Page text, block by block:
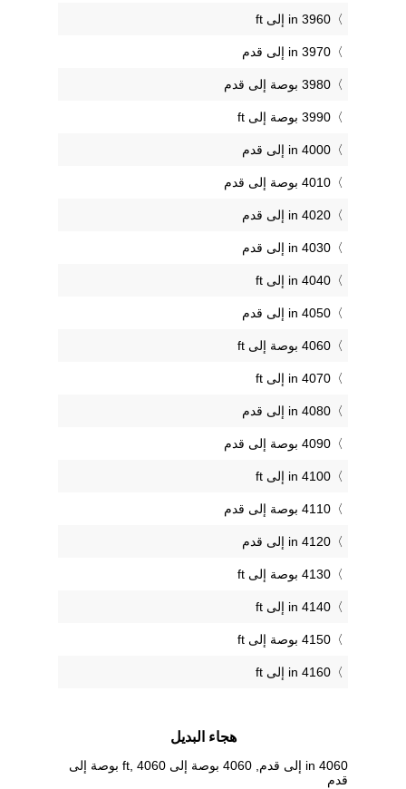
3960 in إلى ft
3970 in إلى قدم
3980 بوصة إلى قدم
3990 بوصة إلى ft
4000 in إلى قدم
4010 بوصة إلى قدم
4020 in إلى قدم
4030 in إلى قدم
4040 in إلى ft
4050 in إلى قدم
4060 بوصة إلى ft
4070 in إلى ft
4080 in إلى قدم
4090 بوصة إلى قدم
4100 in إلى ft
4110 بوصة إلى قدم
4120 in إلى قدم
4130 بوصة إلى ft
4140 in إلى ft
4150 بوصة إلى ft
4160 in إلى ft
هجاء البديل
4060 in إلى قدم, 4060 بوصة إلى ft, 4060 بوصة إلى
قدم